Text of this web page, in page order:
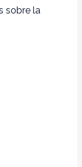
sobre la